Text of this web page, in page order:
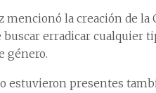
mencionó la creación de la
buscar erradicar cualquier
género.
estuvieron presentes